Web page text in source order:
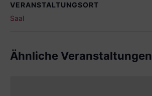
VERANSTALTUNGSORT
Saal
Ähnliche Veranstaltungen